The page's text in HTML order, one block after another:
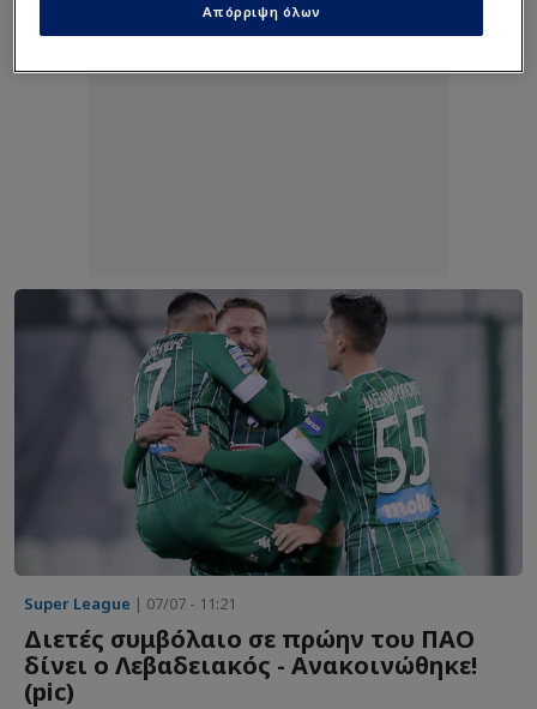
Super League | 07/07 - 11:21
Διετές συμβόλαιο σε πρώην του ΠΑΟ
δίνει ο Λεβαδειακός - Ανακοινώθηκε!
(pic)
Απόρριψη όλων